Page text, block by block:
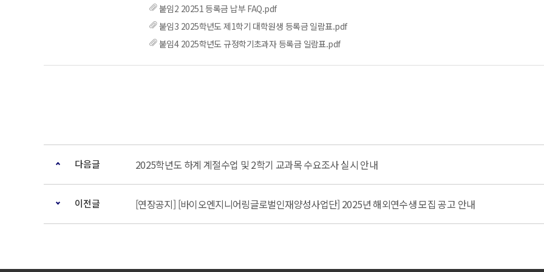
붙임2 20251 등록금 납부 FAQ.pdf
붙임3 2025학년도 제1학기 대학원생 등록금 일람표.pdf
붙임4 2025학년도 규정학기초과자 등록금 일람표.pdf
다음글 2025학년도 하계 계절수업 및 2학기 교과목 수요조사 실시 안내
이전글 [연장공지] [바이오엔지니어링글로벌인재양성사업단] 2025년 해외연수생 모집 공고 안내